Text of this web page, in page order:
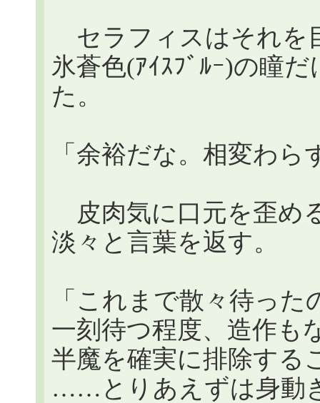
セラフィスはそれを
氷蒼色(ｱｲｽﾌﾞﾙｰ)の瞳
た。
「余裕だな。相変わら
皮肉気に口元を歪め
淡々と言葉を返す。
「これまで散々待っ
一刻待つ程度、造作も
半魔を確実に排除する
……とりあえずは身動